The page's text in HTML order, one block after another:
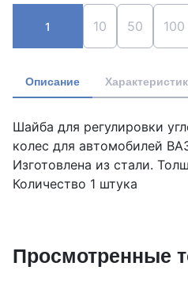
1 10 50 100
Описание
Шайба для регулировки
колес для автомобилей
Изготовлена из стали.
Количество 1 штука
Просмотренные